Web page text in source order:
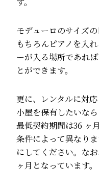
モデューロのサイズ
もちろんピアノを入
ーが入る場所であれ
とができます。
更に、レンタルに対
小屋を保有したいな
最低契約期間は36 ヶ
条件によって異なり
にしてください。な
ヶ月となっています。